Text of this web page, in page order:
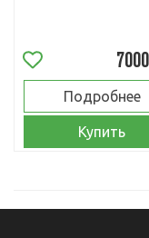
7000
Подробнее
Купить